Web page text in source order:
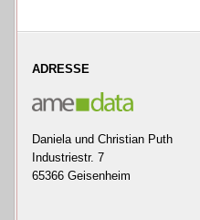
ADRESSE
Daniela und Christian Puth
Industriestr. 7
65366 Geisenheim